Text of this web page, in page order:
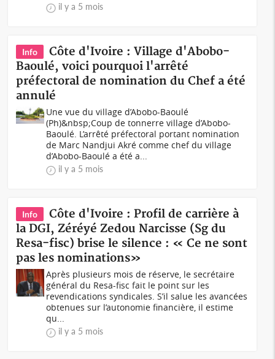
il y a 5 mois
Info
Côte d'Ivoire : Village d'Abobo-
Baoulé, voici pourquoi l'arrêté
préfectoral de nomination du Chef a été
annulé
Une vue du village d’Abobo-Baoulé
(Ph)&nbsp;Coup de tonnerre village d’Abobo-
Baoulé. L’arrêté préfectoral portant nomination
de Marc Nandjui Akré comme chef du village
d’Abobo-Baoulé a été a...
il y a 5 mois
Info
Côte d'Ivoire : Profil de carrière à
la DGI, Zéréyé Zedou Narcisse (Sg du
Resa-fisc) brise le silence : « Ce ne sont
pas les nominations»
Après plusieurs mois de réserve, le secrétaire
général du Resa-fisc fait le point sur les
revendications syndicales. S’il salue les avancées
obtenues sur l’autonomie financière, il estime
qu...
il y a 5 mois